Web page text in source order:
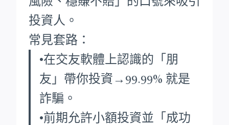
投資人。
常見套路：
•在交友軟體上認識的「朋
友」帶你投資→99.99% 就是
詐騙。
•前期允許小額投資並「成功